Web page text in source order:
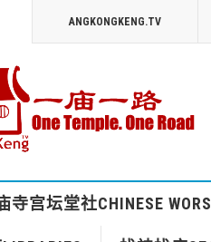
ANGKONGKENG.TV
寺宫坛堂社CHINESE